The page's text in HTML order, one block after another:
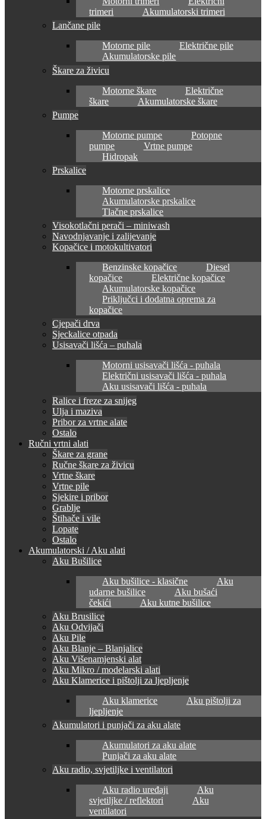
trimeri
Akumulatorski trimeri
Lančane pile
Motorne pile
Električne pile
Akumulatorske pile
Škare za živicu
Motorne škare
Električne
škare
Akumulatorske škare
Pumpe
Motorne pumpe
Potopne
pumpe
Vrtne pumpe
Hidropak
Prskalice
Motorne prskalice
Akumulatorske prskalice
Tlačne prskalice
Visokotlačni perači – miniwash
Navodnjavanje i zalijevanje
Kopačice i motokultivatori
Benzinske kopačice
Diesel
kopačice
Električne kopačice
Akumulatorske kopačice
Priključci i dodatna oprema za
kopačice
Cjepači drva
Sjeckalice otpada
Usisavači lišća – puhala
Motorni usisavači lišća - puhala
Električni usisavači lišća - puhala
Aku usisavači lišća - puhala
Ralice i freze za snijeg
Ulja i maziva
Pribor za vrtne alate
Ostalo
Ručni vrtni alati
Škare za grane
Ručne škare za živicu
Vrtne škare
Vrtne pile
Sjekire i pribor
Grablje
Štihače i vile
Lopate
Ostalo
Akumulatorski / Aku alati
Aku Bušilice
Aku bušilice - klasične
Aku
udarne bušilice
Aku bušaći
čekići
Aku kutne bušilice
Aku Brusilice
Aku Odvijači
Aku Pile
Aku Blanje – Blanjalice
Aku Višenamjenski alat
Aku Mikro / modelarski alati
Aku Klamerice i pištolji za ljepljenje
Aku klamerice
Aku pištolji za
ljepljenje
Akumulatori i punjači za aku alate
Akumulatori za aku alate
Punjači za aku alate
Aku radio, svjetiljke i ventilatori
Aku radio uređaji
Aku
svjetiljke / reflektori
Aku
ventilatori